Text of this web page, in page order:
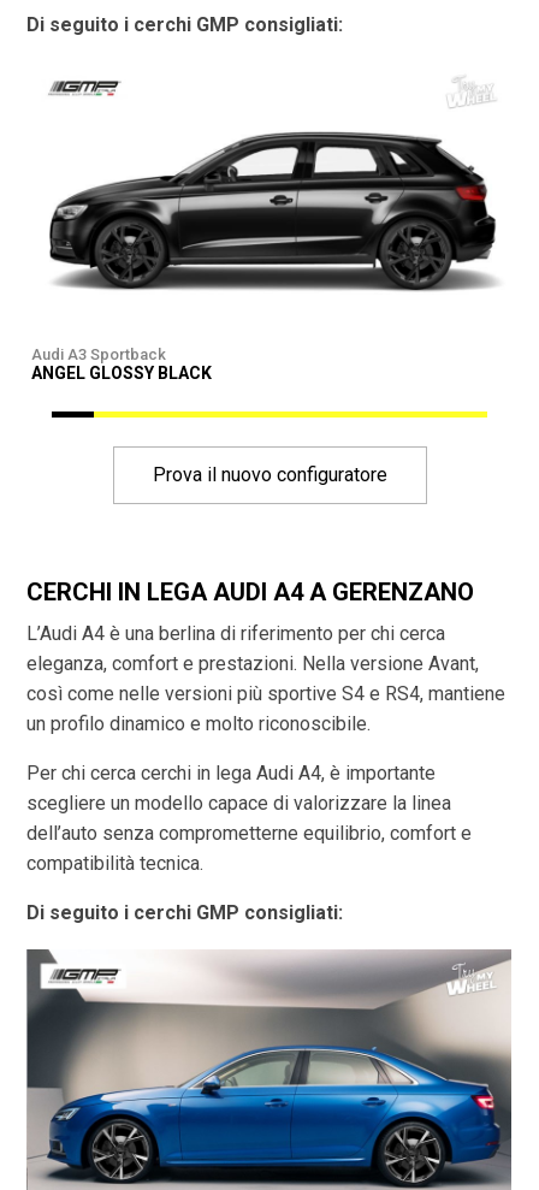
Di seguito i cerchi GMP consigliati:
Audi A3 Sportback
ANGEL GLOSSY BLACK
Prova il nuovo configuratore
CERCHI IN LEGA AUDI A4 A GERENZANO
L’Audi A4 è una berlina di riferimento per chi cerca
eleganza, comfort e prestazioni. Nella versione Avant,
così come nelle versioni più sportive S4 e RS4, mantiene
un profilo dinamico e molto riconoscibile.
Per chi cerca cerchi in lega Audi A4, è importante
scegliere un modello capace di valorizzare la linea
dell’auto senza comprometterne equilibrio, comfort e
compatibilità tecnica.
Di seguito i cerchi GMP consigliati: